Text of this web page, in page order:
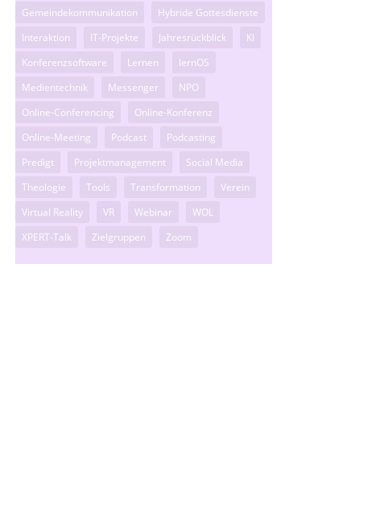
Gemeindekommunikation
Hybride Gottesdienste
Interaktion
IT-Projekte Jahresrückblick
KI
Konferenzsoftware
Lernen
lernOS
Medientechnik
Messenger
NPO
Online-Conferencing
Online-Konferenz
Online-Meeting
Podcast
Podcasting
Predigt
Projektmanagement
Social Media
Theologie
Tools Transformation
Verein
Virtual Reality
VR Webinar
WOL
XPERT-Talk
Zielgruppen Zoom